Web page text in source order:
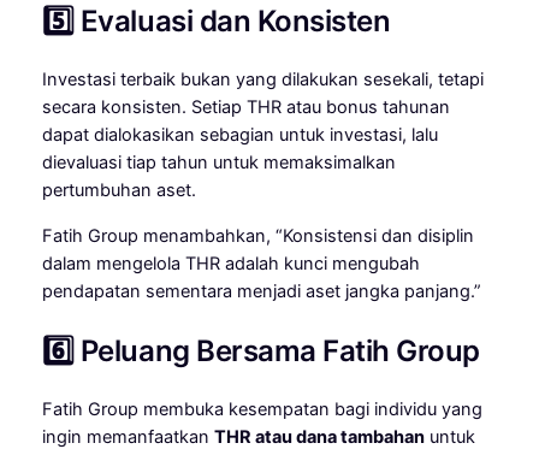
5️⃣ Evaluasi dan Konsisten
Investasi terbaik bukan yang dilakukan sesekali, tetapi
secara konsisten. Setiap THR atau bonus tahunan
dapat dialokasikan sebagian untuk investasi, lalu
dievaluasi tiap tahun untuk memaksimalkan
pertumbuhan aset.
Fatih Group menambahkan, “Konsistensi dan disiplin
dalam mengelola THR adalah kunci mengubah
pendapatan sementara menjadi aset jangka panjang.”
6️⃣ Peluang Bersama Fatih Group
Fatih Group membuka kesempatan bagi individu yang
ingin memanfaatkan THR atau dana tambahanuntuk